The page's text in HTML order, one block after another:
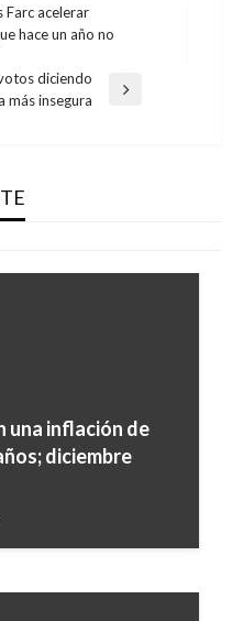
Farc acelerar
hace un año no
diciendo
más insegura
2017
una inflación de
diciembre
la Asamblea